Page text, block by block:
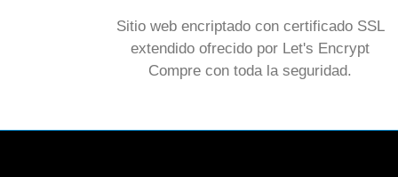
Sitio web encriptado con certificado SSL
extendido ofrecido por Let's Encrypt
Compre con toda la seguridad.